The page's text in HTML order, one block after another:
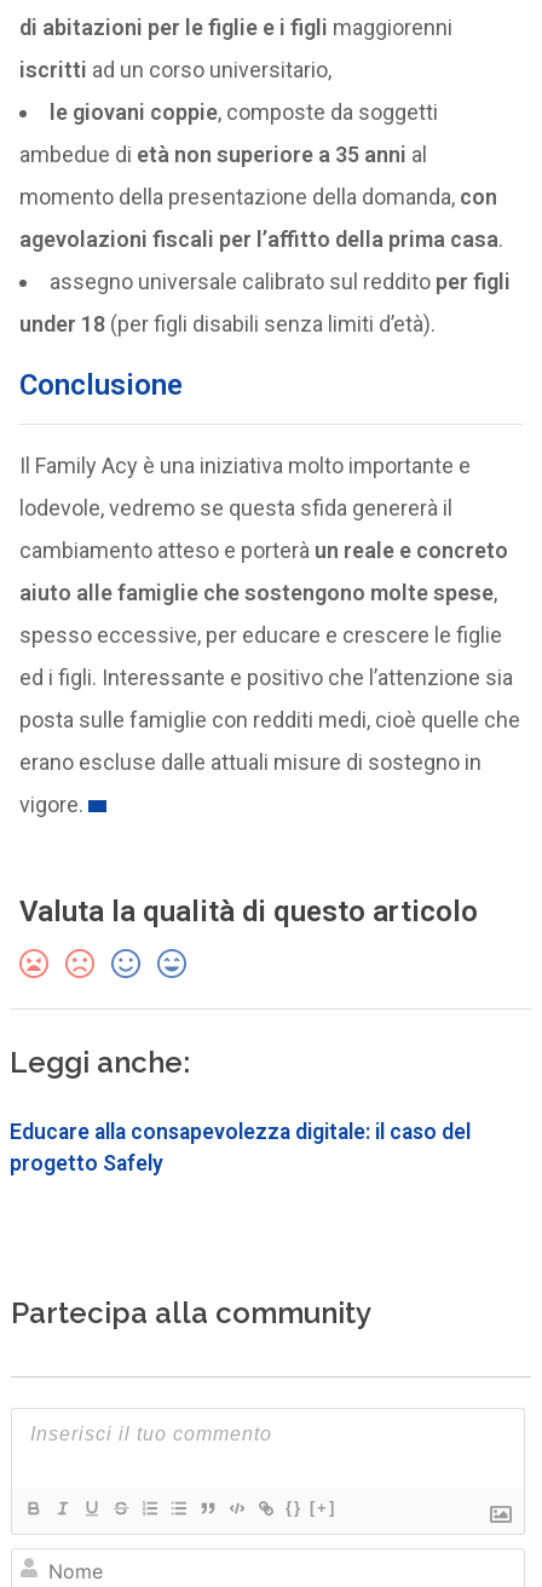
di abitazioni per le figlie e i figli maggiorenni
iscritti ad un corso universitario,
le giovani coppie, composte da soggetti
ambedue di età non superiore a 35 anni al
momento della presentazione della domanda, con
agevolazioni fiscali per l’affitto della prima casa.
assegno universale calibrato sul reddito per figli
under 18(per figli disabili senza limiti d’età).
Conclusione
Il Family Acy è una iniziativa molto importante e
lodevole, vedremo se questa sfida genererà il
cambiamento atteso e porterà un reale e concreto
aiuto alle famiglie che sostengono molte spese,
spesso eccessive, per educare e crescere le figlie
ed i figli. Interessante e positivo che l’attenzione sia
posta sulle famiglie con redditi medi, cioè quelle che
erano escluse dalle attuali misure di sostegno in
vigore.
Valuta la qualità di questo articolo
Leggi anche:
Educare alla consapevolezza digitale: il caso del
progetto Safely
Partecipa alla community
{} [+]